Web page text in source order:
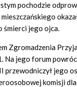
pochodzie
śmierci jego ojca.
Zgromadzenia
Na jego forum
przewodniczył jego
komisji